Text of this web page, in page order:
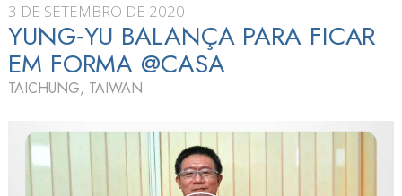
3 DE SETEMBRO DE 2020
YUNG‑YU BALANÇA PARA FICAR
EM FORMA @CASA
TAICHUNG, TAIWAN